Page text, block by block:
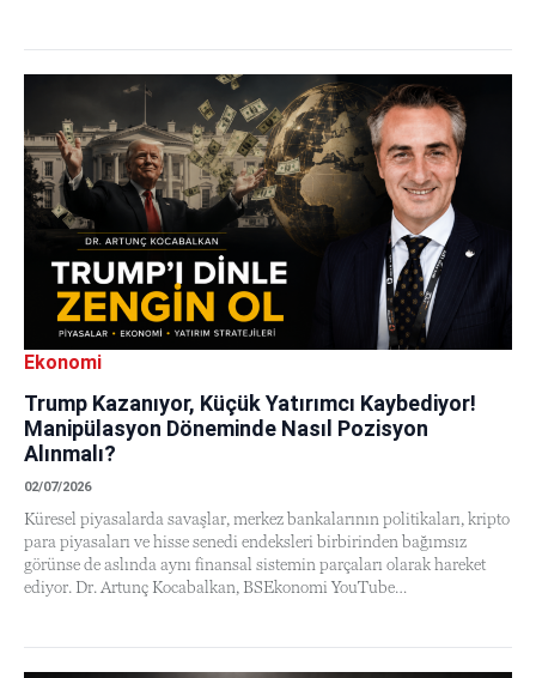
Trump Kazanıyor, Küçük Yatırımcı Kaybediyor!
Manipülasyon Döneminde Nasıl Pozisyon
Alınmalı?
02/07/2026
Ekonomi
Küresel piyasalarda savaşlar, merkez bankalarının politikaları, kripto
para piyasaları ve hisse senedi endeksleri birbirinden bağımsız
görünse de aslında aynı finansal sistemin parçaları olarak hareket
ediyor. Dr. Artunç Kocabalkan, BSEkonomi YouTube…